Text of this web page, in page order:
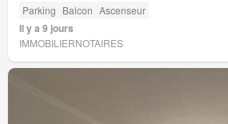
Parking Balcon Ascenseur
Il y a 9 jours
IMMOBILIERNOTAIRES